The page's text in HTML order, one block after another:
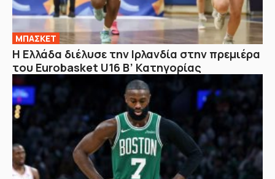
ΜΠΑΣΚΕΤ
Η Ελλάδα διέλυσε την Ιρλανδία στην πρεμιέρα
του Eurobasket U16 Β’ Κατηγορίας